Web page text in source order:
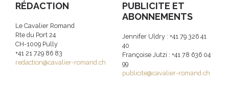
RÉDACTION
Le Cavalier Romand
Rte du Port 24
CH-1009 Pully
+41 21 729 86 83
redaction@cavalier-romand.ch
PUBLICITE ET
ABONNEMENTS
Jennifer Uldry : +41 79 326 41
40
Françoise Jutzi : +41 78 636 04
99
publicite@cavalier-romand.ch